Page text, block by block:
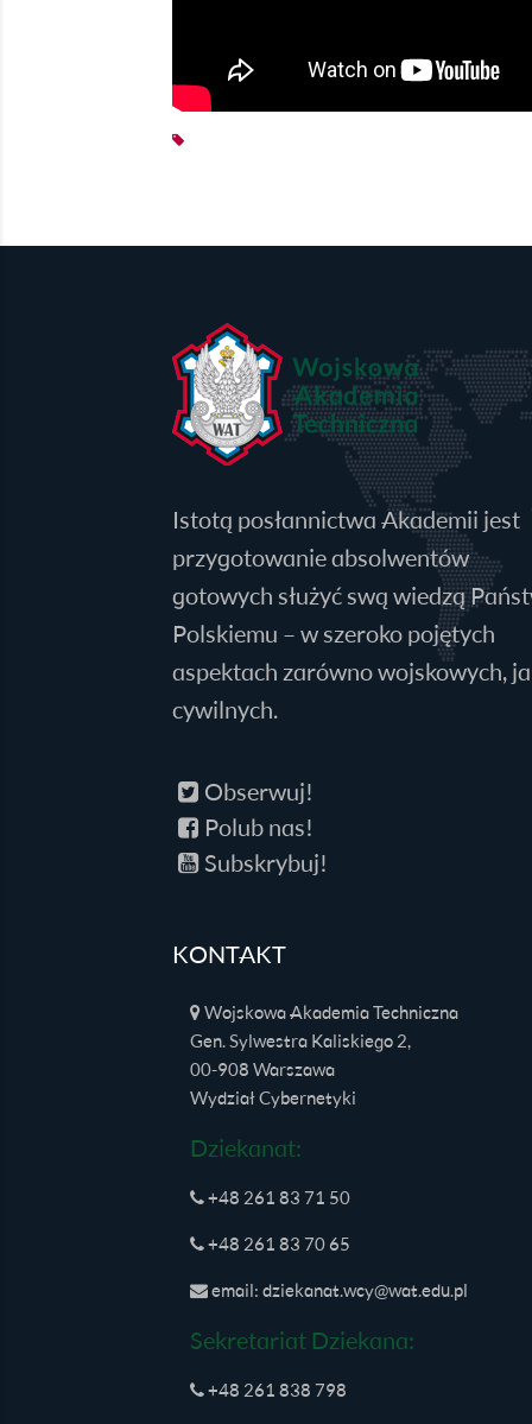
Istotą posłannictwa Akademii jest
przygotowanie absolwentów
gotowych służyć swą wiedzą
Polskiemu – w szeroko pojętych
aspektach zarówno wojskowych,
cywilnych.
Obserwuj!
Polub nas!
Subskrybuj!
KONTAKT
Wojskowa Akademia Techniczna
Gen. Sylwestra Kaliskiego 2,
00-908 Warszawa
Wydział Cybernetyki
Dziekanat:
+48 261 83 71 50
+48 261 83 70 65
email: dziekanat.wcy@wat.edu.pl
Sekretariat Dziekana:
+48 261 838 798